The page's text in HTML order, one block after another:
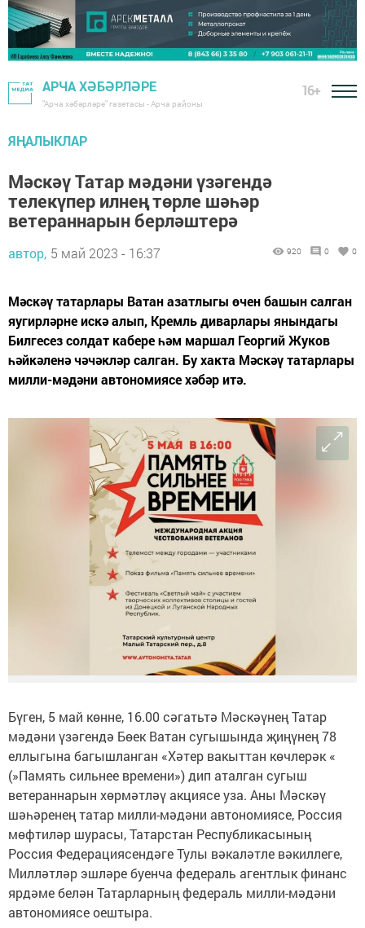
АРЧА ХӘБӘРЛӘРЕ
"Арча хәбәрләре" газетасы - Арча районы
16+
ЯҢАЛЫКЛАР
Мәскәү Татар мәдәни үзәгендә
телекүпер илнең төрле шәһәр
ветераннарын берләштерә
автор, 5 май 2023 - 16:37 920 0 0
Мәскәү татарлары Ватан азатлыгы өчен башын салган
яугирләрне искә алып, Кремль диварлары янындагы
Билгесез солдат кабере һәм маршал Георгий Жуков
һәйкәленә чәчәкләр салган. Бу хакта Мәскәү татарлары
милли-мәдәни автономиясе хәбәр итә.
Бүген, 5 май көнне, 16.00 сәгатьтә Мәскәүнең Татар
мәдәни үзәгендә Бөек Ватан сугышында җиңүнең 78
еллыгына багышланган «Хәтер вакыттан көчлерәк «
(»Память сильнее времени») дип аталган сугыш
ветераннарын хөрмәтләү акциясе уза. Аны Мәскәү
шәһәренең татар милли-мәдәни автономиясе, Россия
мөфтиләр шурасы, Татарстан Республикасының
Россия Федерациясендәге Тулы вәкаләтле вәкиллеге,
Милләтләр эшләре буенча федераль агентлык финанс
ярдәме белән Татарларның федераль милли-мәдәни
автономиясе оештыра.